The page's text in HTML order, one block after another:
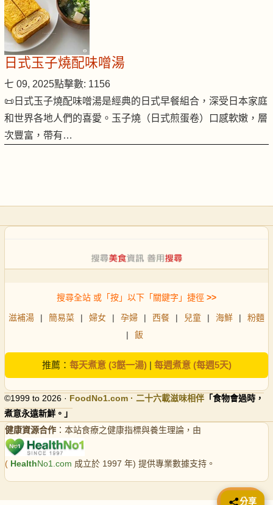
日式玉子燒配味噌湯
七 09, 2025點擊數: 1156
📜日式玉子燒配味噌湯是經典的日式早餐組合，深受日本家庭
和世界各地人們的喜愛。玉子燒（日式煎蛋卷）口感軟嫩，層
次豐富，帶有…
搜尋全站 或「按」以下「關鍵字」捷徑 >>
滋補湯 | 簡易菜 | 婦女 | 孕婦 | 西餐 | 兒童 | 海鮮 |
粉麵
|
飯
推薦： 每天煮意 (3餸一湯)| 每週煮意 (每週5天)
©1999 to 2026 · FoodNo1.com · 二十六載滋味相伴 「食物會過時，
煮意永遠新鮮。」
健康資源合作 ：本站食療之健康指標與養生理論，由
( HealthNo1.com 成立於 1997 年) 提供專業數據支持。
📤 分享
分享